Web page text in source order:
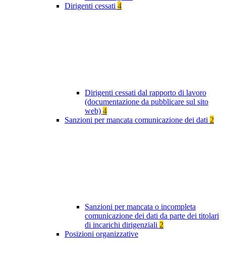
Dirigenti cessati 4
Dirigenti cessati dal rapporto di lavoro
(documentazione da pubblicare sul sito
web) 4
Sanzioni per mancata comunicazione dei dati 2
Sanzioni per mancata o incompleta
comunicazione dei dati da parte dei titolari
di incarichi dirigenziali 2
Posizioni organizzative